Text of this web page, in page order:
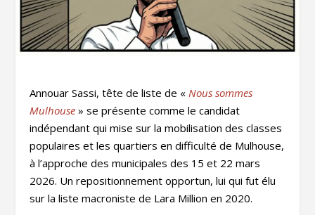
Annouar Sassi, tête de liste de «Nous sommes
Mulhouse » se présente comme le candidat
indépendant qui mise sur la mobilisation des classes
populaires et les quartiers en difficulté de Mulhouse,
à l’approche des municipales des 15 et 22 mars
2026. Un repositionnement opportun, lui qui fut élu
sur la liste macroniste de Lara Million en 2020.